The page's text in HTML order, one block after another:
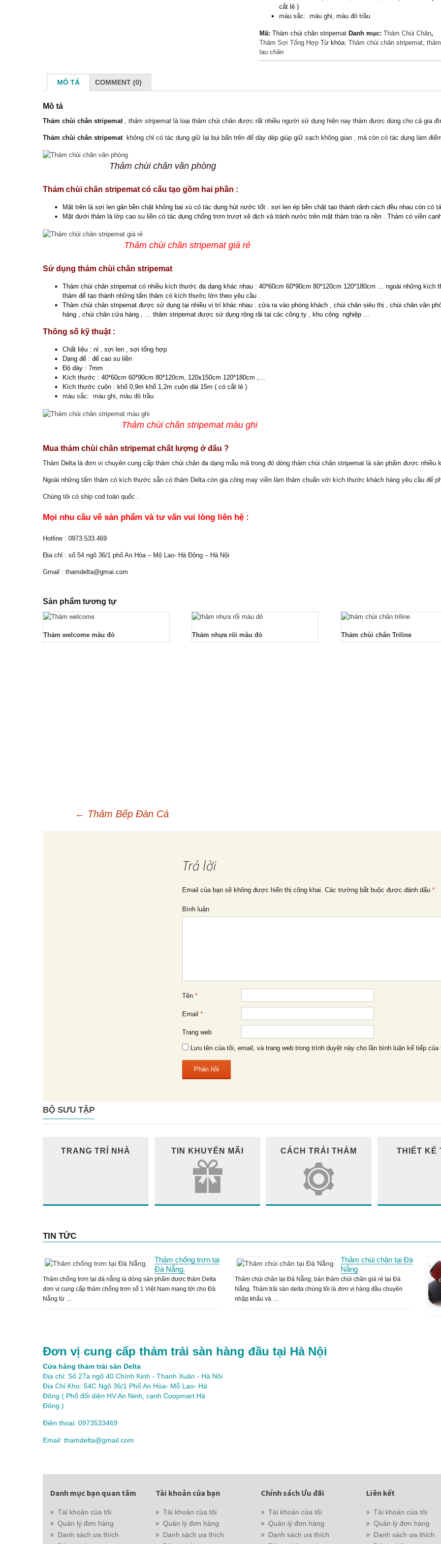
cắt lẻ )
màu sắc: màu ghi, màu đỏ trầu
Mã: Thảm chùi chân stripemat Danh mục: Thảm Chùi Chân,
Thảm Sợi Tổng Hợp Từ khóa: Thảm chùi chân stripemat, thảm
lau chân
MÔ TẢ COMMENT (0)
Mô tả
Thảm chùi chân stripemat, thảm stripemat là loại thảm chùi chân được rất nhiều người sử dụng hiện nay thảm được dùng cho cả gia
Thảm chùi chân stripematkhông chỉ có tác dụng giữ lại bụi bẩn trên đế dày dép giúp giữ sạch không gian , mà còn có tác dụng làm
Thảm chùi chân văn phòng
Thảm chùi chân stripemat có cấu tạo gồm hai phần :
Mặt trên là sợi len gân bền chặt không bai xù có tác dụng hút nước tốt . sợi len ép bền chặt tạo thành rãnh cách đều nhau còn có
Mặt dưới thảm là lớp cao su liền có tác dụng chống trơn trượt xê dịch và tránh nước trên mặt thảm tràn ra nền . Thảm có viền
Thảm chùi chân stripemat giá rẻ
Sử dụng thảm chùi chân stripemat
Thảm chùi chân stripemat có nhiều kích thước đa dạng khác nhau : 40*60cm 60*90cm 80*120cm 120*180cm … ngoài những kích
thảm để tạo thành những tấm thảm có kích thước lớn theo yêu cầu .
Thảm chùi chân stripemat được sử dụng tại nhiều vị trí khác nhau : cửa ra vào phòng khách , chùi chân siêu thị , chùi chân văn
hàng , chùi chân cửa hàng , … thảm stripemat được sử dụng rộng rãi tại các công ty , khu công nghiệp …
Thông số kỹ thuật :
Chất liệu : nỉ , sợi len , sợi tổng hợp
Dạng đế : đế cao su liền
Độ dày : 7mm
Kích thước : 40*60cm 60*90cm 80*120cm, 120x150cm 120*180cm ,…
Kích thước cuộn : khổ 0,9m khổ 1,2m cuộn dài 15m ( có cắt lẻ )
màu sắc: màu ghi, màu đỏ trầu
Thảm chùi chân stripemat màu ghi
Mua thảm chùi chân stripemat chất lượng ở đâu ?
Thảm Delta là đơn vị chuyên cung cấp thảm chùi chân đa dạng mẫu mã trong đó dòng thảm chùi chân stripemat là sản phẩm được nhiều
Ngoài những tấm thảm có kích thước sẵn có thảm Delta còn gia công may viền làm thảm chuẩn với kích thước khách hàng yêu cầu để
Chúng tôi có ship cod toàn quốc .
Mọi nhu cầu về sản phẩm và tư vấn vui lòng liên hệ :
Hotline : 0973.533.469
Địa chỉ : số 54 ngõ 36/1 phố An Hòa – Mộ Lao- Hà Đông – Hà Nội
Gmail : thamdelta@gmai.com
Sản phẩm tương tự
Thảm welcome màu đỏ Thảm nhựa rối màu đỏ Thảm chùi chân Triline
Điều
← Thảm Bếp Đàn Cá
Trả lời
Email của bạn sẽ không được hiển thị công khai. Các trường bắt buộc được đánh dấu *
Bình luận
Tên *
Email *
Trang web
Lưu tên của tôi, email, và trang web trong trình duyệt này cho lần bình luận kế tiếp của
BỘ SƯU TẬP
TRANG TRÍ NHÀ TIN KHUYẾN MÃI CÁCH TRẢI THẢM THIẾT KẾ
TIN TỨC
Thảm chống trơn tại
Đà Nẵng.
Thảm chống trơn tại đà nẵng là dòng sản phẩm được thảm Delta
đơn vị cung cấp thảm chống trơn số 1 Việt Nam mang tới cho Đà
Nẵng từ …
Thảm chùi chân tại Đà
Nẵng
Thảm chùi chân tại Đà Nẵng, bán thảm chùi chân giá rẻ tại Đà
Nẵng. Thảm trải sàn delta chúng tôi là đơn vị hàng đầu chuyên
nhập khẩu và …
Đơn vị cung cấp thảm trải sàn hàng đầu tại Hà Nội
Cửa hàng thảm trải sàn Delta
Địa chỉ: Số 27a ngõ 40 Chính Kinh - Thanh Xuân - Hà Nội
Địa Chỉ Kho: 54C Ngõ 36/1 Phố An Hòa- Mỗ Lao- Hà
Đông ( Phố đối diện HV An Ninh, cạnh Coopmart Hà
Đông )
Điện thoại: 0973533469
Email: thamdelta@gmail.com
Danh mục bạn quan tâm
Tài khoản của tôi
Quản lý đơn hàng
Danh sách ưa thích
Tài khoản của bạn
Tài khoản của tôi
Quản lý đơn hàng
Danh sách ưa thích
Chính sách Ưu đãi
Tài khoản của tôi
Quản lý đơn hàng
Danh sách ưa thích
Liên kết
Tài khoản của tôi
Quản lý đơn hàng
Danh sách ưa thích